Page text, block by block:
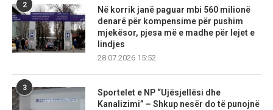
2
Në korrik janë paguar mbi 560 milionë
denarë për kompensime për pushim
mjekësor, pjesa më e madhe për lejet e
lindjes
28.07.2026 15:52
3
Sportelet e NP “Ujësjellësi dhe
Kanalizimi” – Shkup nesër do të punojnë